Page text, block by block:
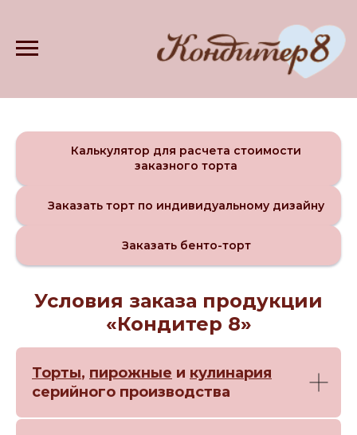
Калькулятор для расчета стоимости
заказного торта
Заказать торт по индивидуальному дизайну
Заказать бенто-торт
Условия заказа продукции
«Кондитер 8»
Торты, пирожные и кулинария
серийного производства